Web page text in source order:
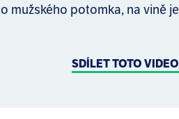
mužského potomka, na vině je
SDÍLET TOTO VIDEO